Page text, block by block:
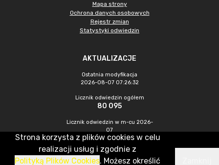
Mapa strony
Ochrona danych osobowych
Rejestr zmian
Statystyki odwiedzin
AKTUALIZACJE
Ostatnia modyfikacja
2026-08-07 07:26:32
Licznik odwiedzin ogółem
80 095
Licznik odwiedzin w m-cu 2026-
07
213
CMS & Hosting: Nefeni Sp. z o.o.
Strona korzysta z plików cookies w celu
realizacji usług i zgodnie z
Polityką Plików Cookies. Możesz określić